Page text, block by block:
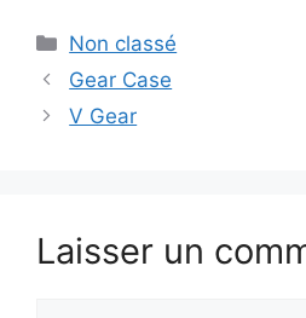
Catégories
Non classé
Gear Case
V Gear
Laisser un